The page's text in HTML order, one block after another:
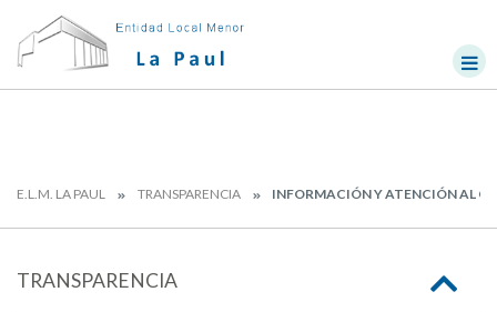
E.L.M. LA PAUL TRANSPARENCIA INFORMACIÓN Y ATENCIÓN AL
TRANSPARENCIA